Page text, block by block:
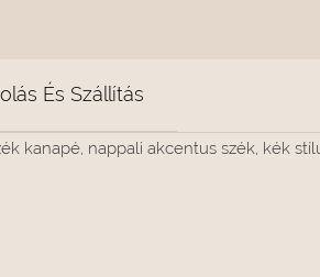
És Szállítás
kanapé, nappali akcentus szék, kék